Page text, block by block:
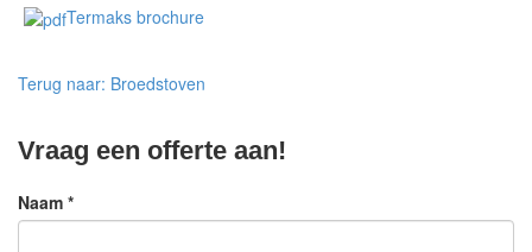
Termaks brochure
Terug naar: Broedstoven
Vraag een offerte aan!
Naam *